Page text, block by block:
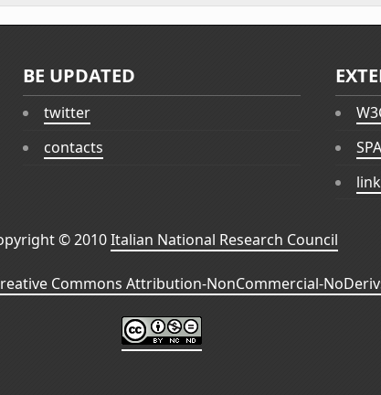
BE UPDATED
twitter
contacts
© 2010Italian National Research Council
Commons Attribution-NonCommercial-